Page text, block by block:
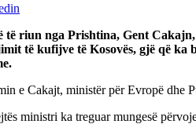
riun nga Prishtina, Gent
të kufijve të Kosovës, gjë që ka
e Cakajt, ministër për Evropë dhe
ministri ka treguar mungesë